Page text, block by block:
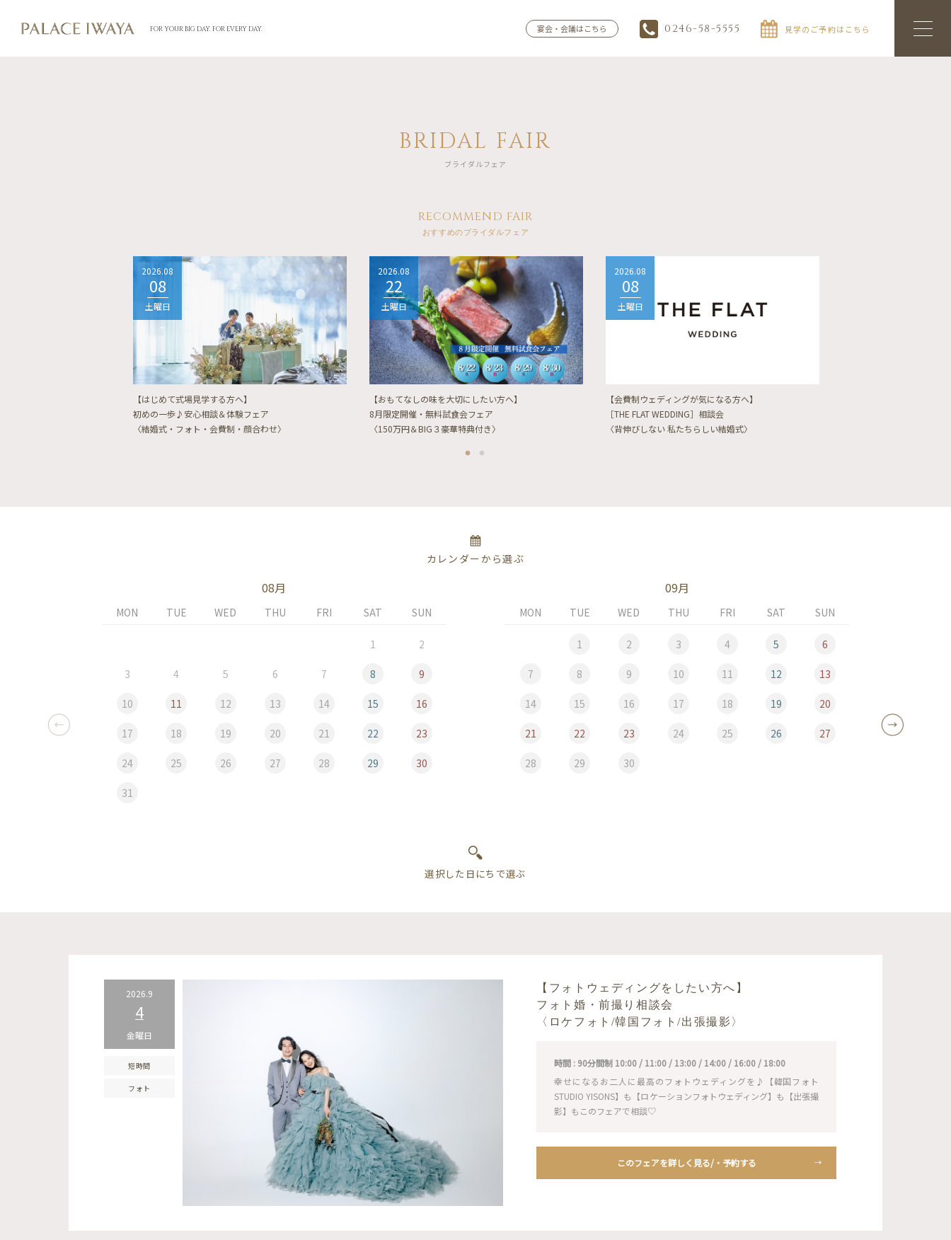
FOR YOUR BIG DAY. FOR EVERY DAY. 宴会・会議はこちら 0246-58-5555 見学のご予約はこちら
BRIDAL FAIR
ブライダルフェア
RECOMMEND FAIR
おすすめのブライダルフェア
2026.08
08
土曜日
【はじめて式場見学する方へ】
初めの一歩♪安心相談＆体験フェア
〈結婚式・フォト・会費制・顔合わせ〉
2026.08
22
土曜日
【おもてなしの味を大切にしたい方へ】
8月限定開催・無料試食会フェア
〈150万円＆BIG３豪華特典付き〉
2026.08
08
土曜日
【会費制ウェディングが気になる方へ】
［THE FLAT WEDDING］相談会
〈背伸びしない 私たちらしい結婚式〉
カレンダーから選ぶ
08月
MON TUE WED THU FRI SAT SUN
1 2
3 4 5 6 7 8 9
10 11 12 13 14 15 16
17 18 19 20 21 22 23
24 25 26 27 28 29 30
31
09月
MON TUE WED THU FRI SAT SUN
1 2 3 4 5 6
7 8 9 10 11 12 13
14 15 16 17 18 19 20
21 22 23 24 25 26 27
28 29 30
2026.9
4
金曜日
短時間
フォト
【フォトウェディングをしたい方へ】
フォト婚・前撮り相談会
〈ロケフォト/韓国フォト/出張撮影〉
時間 : 90分間制 10:00 / 11:00 / 13:00 / 14:00 / 16:00 / 18:00
幸せになるお二人に最高のフォトウェディングを♪【韓国フォト
STUDIO YISONS】も【ロケーションフォトウェディング】も【出張撮
影】もこのフェアで相談♡
このフェアを詳しく見る/・予約する